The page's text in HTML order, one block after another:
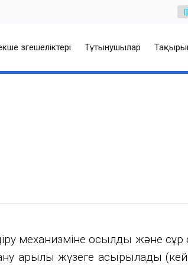
өзгешеліктері Тұтынушылар
механизміне қосылды және
арқылы жүзеге